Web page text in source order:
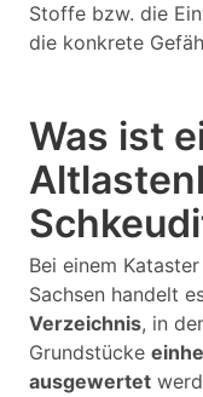
Stoffe bzw. die
die konkrete
Was ist
Bei einem
Sachsen handelt
Verzeichnis, in
Grundstücke
ausgewertet